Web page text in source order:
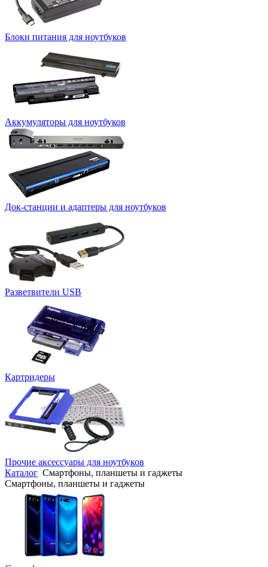
Блоки питания для ноутбуков
Аккумуляторы для ноутбуков
Док-станции и адаптеры для ноутбуков
Разветвители USB
Картридеры
Прочие аксессуары для ноутбуков
Каталог Смартфоны, планшеты и гаджеты
Смартфоны, планшеты и гаджеты